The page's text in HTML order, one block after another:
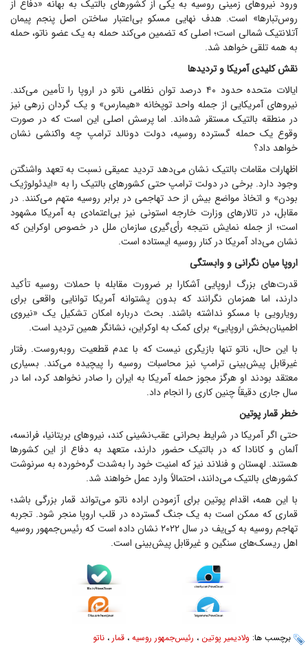
ورود نیرو‌های زمینی روسیه به یکی از کشور‌های بالتیک به بهانه «دفاع از
روس‌تبارها» است. هدف نهایی مسکو بی‌اعتبار ساختن اصل پنجم پیمان
آتلانتیک شمالی است؛ اصلی که تضمین می‌کند حمله به یک عضو ناتو، حمله
به همه تلقی خواهد شد.
نقش کلیدی آمریکا و تردید‌ها
ایالات متحده حدود ۴۰ درصد توان نظامی ناتو در اروپا را تأمین می‌کند.
نیرو‌های آمریکایی از جمله واحد توپخانه «هیمارس» و یک گردان زرهی نیز
در منطقه بالتیک مستقر شده‌اند. اما پرسش اصلی این است که در صورت
وقوع یک حمله گسترده روسیه، دولت دونالد ترامپ چه واکنشی نشان
خواهد داد؟
اظهارات مقامات بالتیک نشان می‌دهد تردید عمیقی نسبت به تعهد واشنگتن
وجود دارد. برخی در دولت ترامپ حتی کشور‌های بالتیک را به «ایدئولوژیک
بودن» و اتخاذ مواضع بیش از حد تهاجمی در برابر روسیه متهم می‌کنند. در
مقابل، در تالار‌های وزارت خارجه استونی نیز بی‌اعتمادی به آمریکا مشهود
است؛ از جمله نمایش نتیجه رأی‌گیری سازمان ملل در خصوص اوکراین که
نشان می‌داد آمریکا در کنار روسیه ایستاده است.
اروپا میان نگرانی و وابستگی
قدرت‌های بزرگ اروپایی آشکارا بر ضرورت مقابله با حملات روسیه تأکید
دارند، اما همزمان نگرانند که بدون پشتوانه آمریکا توانایی واقعی برای
رویارویی با مسکو نداشته باشند. بحث درباره امکان تشکیل یک «نیروی
اطمینان‌بخش اروپایی» برای کمک به اوکراین، نشانگر همین تردید است.
با این حال، ناتو تنها بازیگری نیست که با عدم قطعیت روبه‌روست. رفتار
غیرقابل پیش‌بینی ترامپ نیز محاسبات روسیه را پیچیده می‌کند. بسیاری
معتقد بودند او هرگز مجوز حمله آمریکا به ایران را صادر نخواهد کرد، اما در
سال جاری دقیقاً چنین کاری را انجام داد.
خطر قمار پوتین
حتی اگر آمریکا در شرایط بحرانی عقب‌نشینی کند، نیرو‌های بریتانیا، فرانسه،
آلمان و کانادا که در بالتیک حضور دارند، متعهد به دفاع از این کشور‌ها
هستند. لهستان و فنلاند نیز که امنیت خود را به‌شدت گره‌خورده به سرنوشت
کشور‌های بالتیک می‌دانند، احتمالاً وارد عمل خواهند شد.
با این همه، اقدام پوتین برای آزمودن اراده ناتو می‌تواند قمار بزرگی باشد؛
قماری که ممکن است به یک جنگ گسترده در قلب اروپا منجر شود. تجربه
تهاجم روسیه به کی‌یف در سال ۲۰۲۲ نشان داده است که رئیس‌جمهور روسیه
اهل ریسک‌های سنگین و غیرقابل پیش‌بینی است.
برچسب ها: ولادیمیر پوتین ، رئیس‌جمهور روسیه ، قمار ، ناتو